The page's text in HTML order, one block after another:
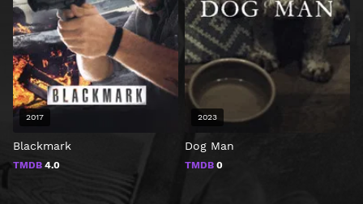
Blackmark
TMDB 4.0
2017
Dog Man
TMDB 0
2023